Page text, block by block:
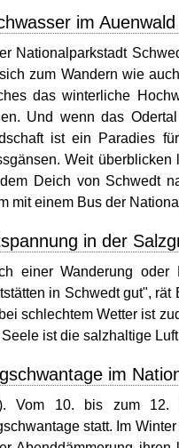
im Auenwald
Nationalparkstadt
zum Wandern wie
das winterliche
Und wenn das
ist ein Paradies
Weit
Deich von Schwedt
mit einem Bus der
in der
einer Wanderung
in Schwedt gut",
schlechtem Wetter ist
ist die salzhaltige
im
Vom 10. bis zum 12.
statt. Im